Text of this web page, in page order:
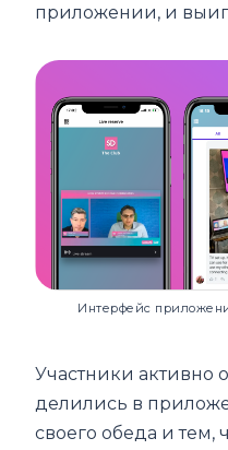
приложении, и
Интерфейс
Участники активно
делились в
своего обеда и тем,